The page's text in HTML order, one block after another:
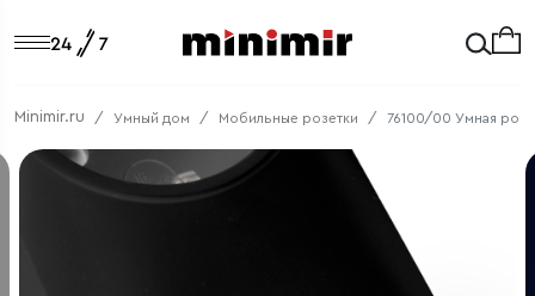
Minimir.ru Умный дом Мобильные розетки 76100/00 Умная